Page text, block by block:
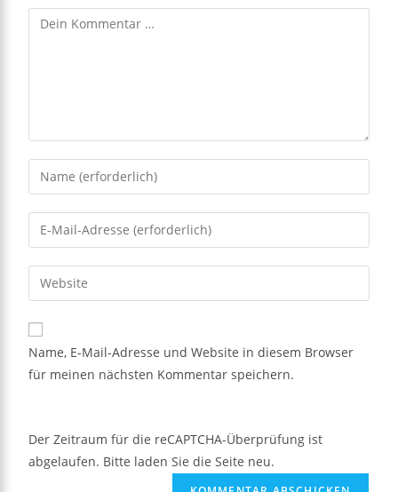
Name, E-Mail-Adresse und Website in diesem Browser
für meinen nächsten Kommentar speichern.
Der Zeitraum für die reCAPTCHA-Überprüfung ist
abgelaufen. Bitte laden Sie die Seite neu.